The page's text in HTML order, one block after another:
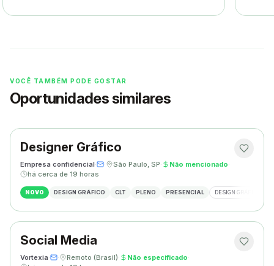
VOCÊ TAMBÉM PODE GOSTAR
Oportunidades similares
Designer Gráfico
Empresa confidencial· · São Paulo, SP· Não mencionado·
há cerca de 19 horas
NOVO DESIGN GRÁFICO CLT PLENO PRESENCIAL DESIGN GRÁFICO
Social Media
Vortexia· · Remoto (Brasil)· Não especificado·